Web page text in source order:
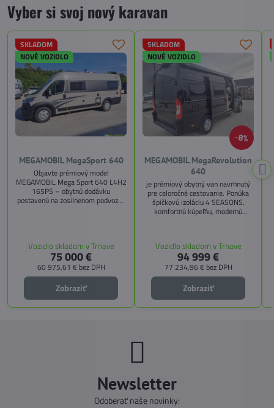
Vyber si svoj nový karavan
SKLADOM
NOVÉ VOZIDLO
MEGAMOBIL MegaSport 640
Objavte prémiový model
MEGAMOBIL Mega Sport 640 L4H2
165PS – obytnú dodávku
postavenú na zosilnenom podvozku
pozdĺžnemu lôžku a možnosti
doplniť predné prídavné lôžko.
Vozidlo skladom v Trnave
75 000 €
60 975,61 € bez DPH
Zobraziť
8%
SKLADOM
NOVÉ VOZIDLO
MEGAMOBIL MegaRevolution
640
je prémiový obytný van navrhnutý
pre celoročné cestovanie. Ponúka
špičkovú izoláciu 4 SEASONS,
komfortnú kúpeľňu, modernú
CITY, TECHNO, SICHERHEIT a
MEGA WINTER získate maximálnu
bezpečnosť, pohodlie a
technologické inovácie. Ideálna
voľba pre tých, ktorí hľadajú luxus,
funkčnosť a slobodu na cestách.
Vozidlo skladom v Trnave
94 999 €
77 234,96 € bez DPH
Zobraziť
Newsletter
Odoberať naše novinky: